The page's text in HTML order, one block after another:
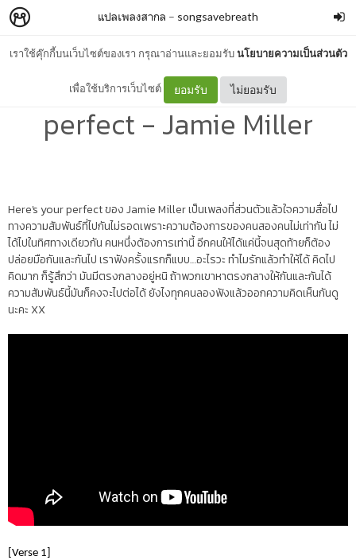
เราใช้คุ๊กกี้บนเว็บไซต์ของเรา กรุณาอ่านและยอมรับนโยบายความเป็นส่วนตัว
เพื่อใช้บริการเว็บไซต์ ยอมรับ ไม่ยอมรับ
แปลเพลงสากล – songsavebreath
แปลเพลงสากล Here's your
perfect - Jamie Miller
Here's your perfect ของ Jamie Miller เป็นเพลงที่ส่วนตัวแล้วใจความสื่อไป
ทางความสัมพันธ์ที่ไปกันไม่รอดเพราะความต้องการของคนสองคนไม่เท่ากัน ไม่
ได้ไปในทิศทางเดียวกัน คนหนึ่งต้องการเท่านี้ อีกคนให้ได้แค่นี้จนสุดท้ายก็ต้อง
ปล่อยมือกันและกันไป เราฟังครั้งแรกก็แบบ…อะไรวะ ทำไมรักแล้วทำให้ได้ คิดไป
คิดมาก ก็รู้สึกว่า มันมีตรงกลางอยู่หนิ ถ้าพวกเขาหาตรงกลางให้กันและกันได้
ความสัมพันธ์นี้มันก็คงจะไปต่อได้ ยังไงทุกคนลองฟังแล้วออกความคิดเห็นกันดู
นะคะ XX
[Verse 1]